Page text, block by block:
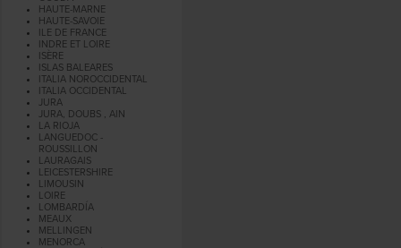
HAUTE-MARNE
HAUTE-SAVOIE
ILE DE FRANCE
INDRE ET LOIRE
ISÈRE
ISLAS BALEARES
ITALIA NOROCCIDENTAL
ITALIA OCCIDENTAL
JURA
JURA, DOUBS , AIN
LA RIOJA
LANGUEDOC -
ROUSSILLON
LAURAGAIS
LEICESTERSHIRE
LIMOUSIN
LOIRE
LOMBARDÍA
MEAUX
MELLINGEN
MENORCA